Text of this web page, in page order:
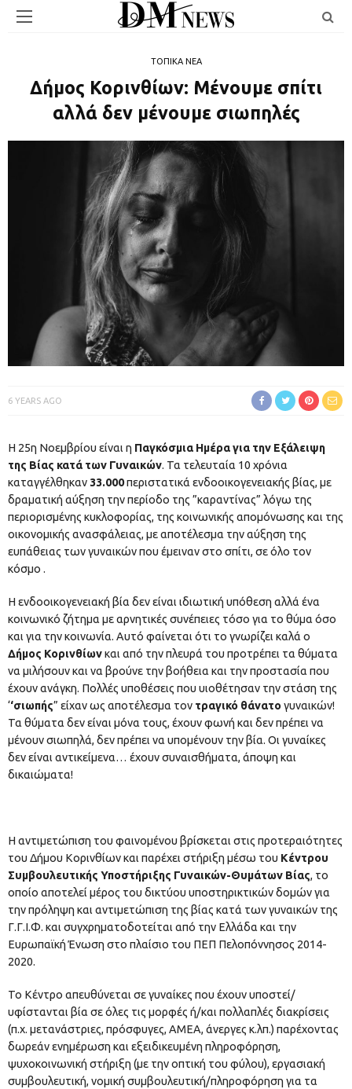
ΤΟΠΙΚΑ ΝΕΑ
Δήμος Κορινθίων: Μένουμε σπίτι
αλλά δεν μένουμε σιωπηλές
6 YEARS AGO
Η 25η Νοεμβρίου είναι η Παγκόσμια Ημέρα για την Εξάλειψη
της Βίας κατά των Γυναικών. Τα τελευταία 10 χρόνια
καταγγέλθηκαν 33.000περιστατικά ενδοοικογενειακής βίας, με
δραματική αύξηση την περίοδο της ”καραντίνας” λόγω της
περιορισμένης κυκλοφορίας, της κοινωνικής απομόνωσης και της
οικονομικής ανασφάλειας, με αποτέλεσμα την αύξηση της
ευπάθειας των γυναικών που έμειναν στο σπίτι, σε όλο τον
κόσμο .
Η ενδοοικογενειακή βία δεν είναι ιδιωτική υπόθεση αλλά ένα
κοινωνικό ζήτημα με αρνητικές συνέπειες τόσο για το θύμα όσο
και για την κοινωνία. Αυτό φαίνεται ότι το γνωρίζει καλά ο
Δήμος Κορινθίωνκαι από την πλευρά του προτρέπει τα θύματα
να μιλήσουν και να βρούνε την βοήθεια και την προστασία που
έχουν ανάγκη. Πολλές υποθέσεις που υιοθέτησαν την στάση της
‘‘σιωπής” είχαν ως αποτέλεσμα τον τραγικό θάνατογυναικών!
Τα θύματα δεν είναι μόνα τους, έχουν φωνή και δεν πρέπει να
μένουν σιωπηλά, δεν πρέπει να υπομένουν την βία. Οι γυναίκες
δεν είναι αντικείμενα… έχουν συναισθήματα, άποψη και
δικαιώματα!
Η αντιμετώπιση του φαινομένου βρίσκεται στις προτεραιότητες
του Δήμου Κορινθίων και παρέχει στήριξη μέσω του Κέντρου
Συμβουλευτικής Υποστήριξης Γυναικών-Θυμάτων Βίας, το
οποίο αποτελεί μέρος του δικτύου υποστηρικτικών δομών για
την πρόληψη και αντιμετώπιση της βίας κατά των γυναικών της
Γ.Γ.Ι.Φ. και συγχρηματοδοτείται από την Ελλάδα και την
Ευρωπαϊκή Ένωση στο πλαίσιο του ΠΕΠ Πελοπόννησος 2014-
2020.
Το Κέντρο απευθύνεται σε γυναίκες που έχουν υποστεί/
υφίστανται βία σε όλες τις μορφές ή/και πολλαπλές διακρίσεις
(π.χ. μετανάστριες, πρόσφυγες, ΑΜΕΑ, άνεργες κ.λπ.) παρέχοντας
δωρεάν ενημέρωση και εξειδικευμένη πληροφόρηση,
ψυχοκοινωνική στήριξη (με την οπτική του φύλου), εργασιακή
συμβουλευτική, νομική συμβουλευτική/πληροφόρηση για τα